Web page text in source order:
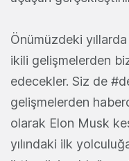
Önümüzdeki
ikili gelişmelerden
edecekler. Siz de
gelişmelerden
olarak Elon Musk
yılındaki ilk